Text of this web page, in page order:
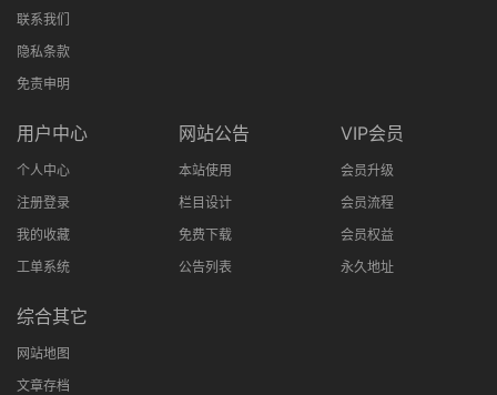
联系我们
隐私条款
免责申明
用户中心
个人中心
注册登录
我的收藏
工单系统
网站公告
本站使用
栏目设计
免费下载
公告列表
VIP会员
会员升级
会员流程
会员权益
永久地址
综合其它
网站地图
文章存档